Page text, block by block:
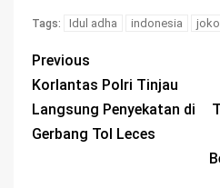
Tags: Idul adha indonesia
Previous
Korlantas Polri Tinjau
Langsung Penyekatan di
Gerbang Tol Leces